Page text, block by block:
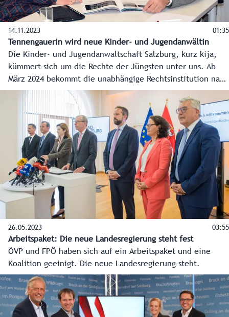
14.11.2023 01:35
Tennengauerin wird neue Kinder- und Jugendanwältin
Die Kinder- und Jugendanwaltschaft Salzburg, kurz kija,
kümmert sich um die Rechte der Jüngsten unter uns. Ab
März 2024 bekommt die unabhängige Rechtsinstitution nach
fast 20 Jahren eine neue Leiterin. Die 40-jährige
Magistrats-Juristin Johanna Fellinger übernimmt das Amt
als Kinder- und Jugendanwältin von Juristin und Mediatorin
Andrea Holz-Dahrenstaedt. Soziallandesrat Christian Pewny
traf die neue Kinder- und Jugendanwältin Johanna
Fellinger zu einem ersten Austausch.
26.05.2023 03:55
Arbeitspaket: Die neue Landesregierung steht fest
ÖVP und FPÖ haben sich auf ein Arbeitspaket und eine
Koalition geeinigt. Die neue Landesregierung steht.